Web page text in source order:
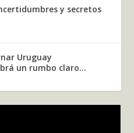
y secretos
un rumbo claro...